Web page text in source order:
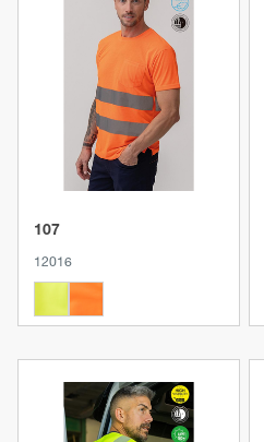
Produkt anzeigen
107
12016